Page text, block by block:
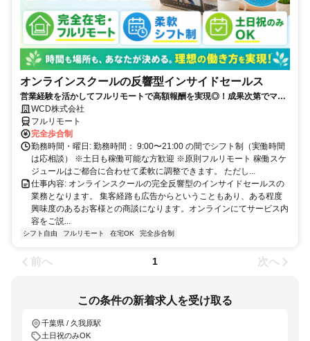
オンラインスクールの反響型インサイドセールス
営業経験を活かしてフルリモートで高額報酬を実現◎！成果次第でマネ
ジメントへのキャリアアップも目指せます！営業支援事業における中核
を目指してみませんか？
WCD株式会社
フルリモート
完全歩合制
勤務時間・曜日: 勤務時間： 9:00〜21:00 の間でシフト制（実働時間
は応相談） ※土日も稼働可能な方歓迎 ※原則フルリモート 稼働スケ
ジュールはご都合に合わせて柔軟に調整できます。 ただし...
仕事内容: オンラインスクールの完全反響型のインサイドセールスの
業務となります。 集客経路も広告からということもあり、ある程度
興味度のあるお客様との商談になります。オンラインにてサービス内
容をご説...
シフト自由 フルリモート 在宅OK 完全歩合制
前へ 1 次へ
この条件の新着求人を受け取る
千葉県 / 久我原駅
土日祝のみOK